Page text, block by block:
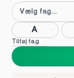
A
Tilføj fag